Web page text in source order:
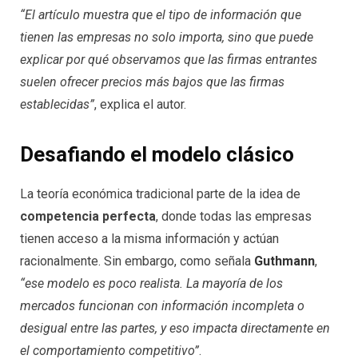
“El artículo muestra que el tipo de información que
tienen las empresas no solo importa, sino que puede
explicar por qué observamos que las firmas entrantes
suelen ofrecer precios más bajos que las firmas
establecidas”, explica el autor.
Desafiando el modelo clásico
La teoría económica tradicional parte de la idea de
competencia perfecta, donde todas las empresas
tienen acceso a la misma información y actúan
racionalmente. Sin embargo, como señala Guthmann,
“ese modelo es poco realista. La mayoría de los
mercados funcionan con información incompleta o
desigual entre las partes, y eso impacta directamente en
el comportamiento competitivo”.